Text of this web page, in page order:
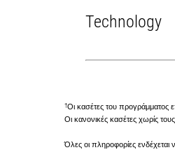
Technology
†Οι κασέτες του προγράμματος
Οι κανονικές κασέτες χωρίς
Όλες οι πληροφορίες